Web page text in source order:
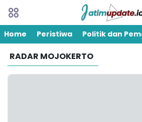
Home Peristiwa Politik dan
RADAR MOJOKERTO